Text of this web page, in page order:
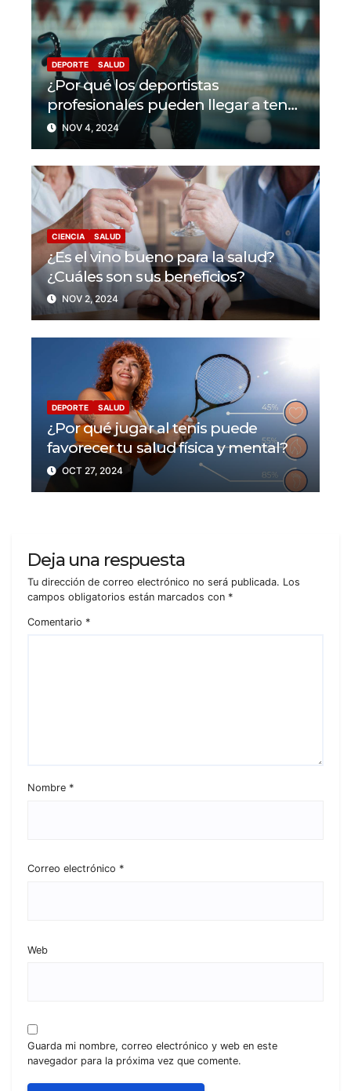
DEPORTE SALUD
¿Por qué los deportistas
profesionales pueden llegar a tener
problemas con su salud mental?
NOV 4, 2024
CIENCIA SALUD
¿Es el vino bueno para la salud?
¿Cuáles son sus beneficios?
NOV 2, 2024
DEPORTE SALUD
¿Por qué jugar al tenis puede
favorecer tu salud física y mental?
OCT 27, 2024
Deja una respuesta
Tu dirección de correo electrónico no será publicada. Los
campos obligatorios están marcados con *
Comentario *
Nombre *
Correo electrónico *
Web
Guarda mi nombre, correo electrónico y web en este
navegador para la próxima vez que comente.